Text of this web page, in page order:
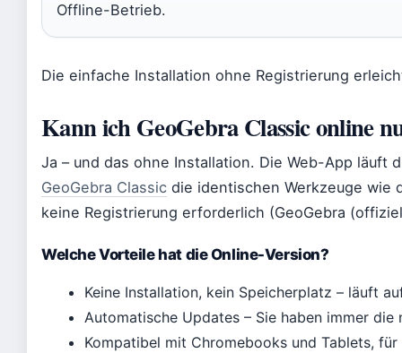
Offline-Betrieb.
Die einfache Installation ohne Registrierung
Kann ich GeoGebra Classic online
Ja – und das ohne Installation. Die Web-App läuft
GeoGebra Classic die identischen Werkzeuge wie
keine Registrierung erforderlich (GeoGebra
Welche Vorteile hat die Online-Version?
Keine Installation, kein Speicherplatz – läuft
Automatische Updates – Sie haben immer die
Kompatibel mit Chromebooks und Tablets,